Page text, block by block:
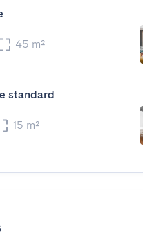
45 m²
standard
15 m²